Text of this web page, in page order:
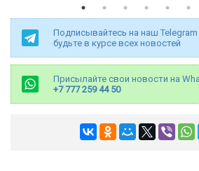
Подписывайтесь на наш Telegram
будьте в курсе всех новостей
Присылайте свои новости на
+7 777 259 44 50